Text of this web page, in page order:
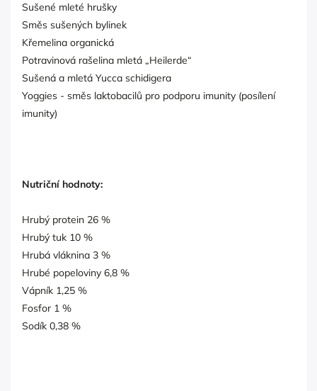
Sušené mleté hrušky
Směs sušených bylinek
Křemelina organická
Potravinová rašelina mletá „Heilerde“
Sušená a mletá Yucca schidigera
Yoggies - směs laktobacilů pro podporu imunity (posílení
imunity)
Nutriční hodnoty:
Hrubý protein 26 %
Hrubý tuk 10 %
Hrubá vláknina 3 %
Hrubé popeloviny 6,8 %
Vápník 1,25 %
Fosfor 1 %
Sodík 0,38 %